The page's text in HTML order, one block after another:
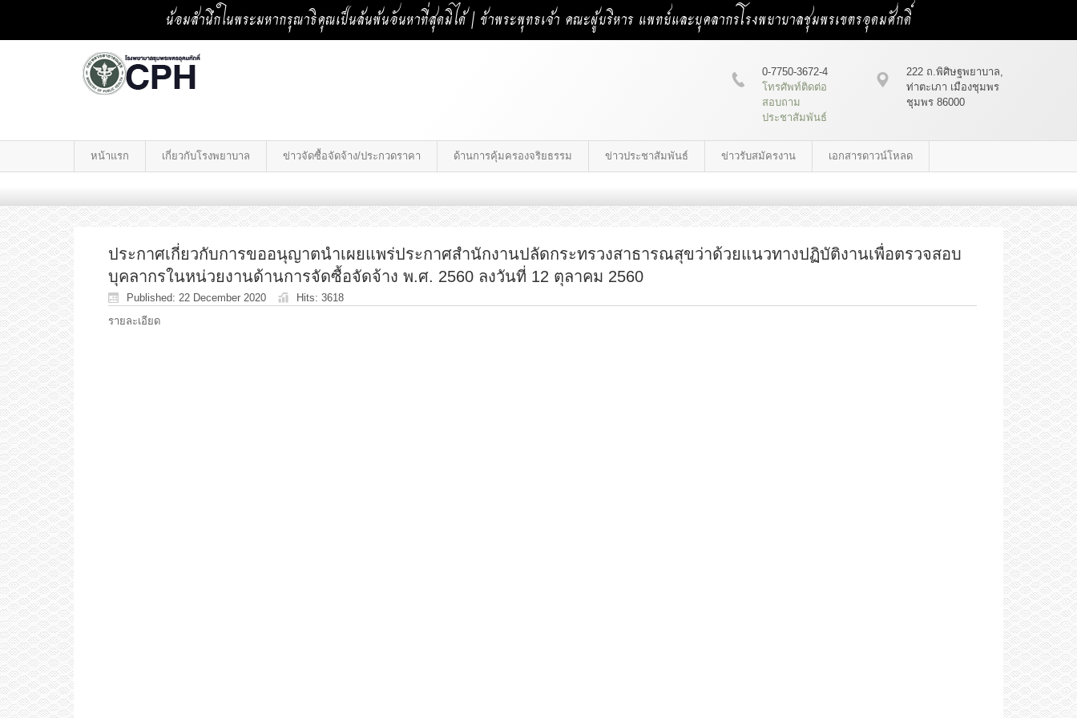
น้อมสำนึกในพระมหากรุณาธิคุณเป็นล้นพ้นอันหาที่สุดมิได้ | ข้าพระพุทธเจ้า คณะผู้บริหาร แพทย์และบุคลากรโรงพยาบาลชุมพรเขตรอุดมศักดิ์
222 ถ.พิศิษฐพยาบาล,
ท่าตะเภา เมืองชุมพร
ชุมพร 86000
0-7750-3672-4
โทรศัพท์ติดต่อ
สอบถาม
ประชาสัมพันธ์
หน้าแรก เกี่ยวกับโรงพยาบาล ข่าวจัดซื้อจัดจ้าง/ประกวดราคา ด้านการคุ้มครองจริยธรรม ข่าวประชาสัมพันธ์ ข่าวรับสมัครงาน เอกสารดาวน์โหลด
ประกาศเกี่ยวกับการขออนุญาตนำเผยแพร่ประกาศสำนักงานปลัดกระทรวงสาธารณสุขว่าด้วยแนวทางปฏิบัติงานเพื่อตรวจสอบ
บุคลากรในหน่วยงานด้านการจัดซื้อจัดจ้าง พ.ศ. 2560 ลงวันที่ 12 ตุลาคม 2560
Published: 22 December 2020
Hits: 3618
รายละเอียด